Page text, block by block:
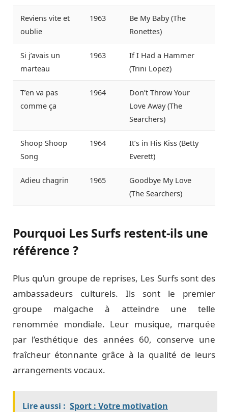
Reviens vite et
oublie
1963
Be My Baby (The
Ronettes)
Si j’avais un
marteau
1963
If I Had a Hammer
(Trini Lopez)
T’en va pas
comme ça
1964
Don’t Throw Your
Love Away (The
Searchers)
Shoop Shoop
Song
1964
It’s in His Kiss (Betty
Everett)
Adieu chagrin 1965
Goodbye My Love
(The Searchers)
Pourquoi Les Surfs restent-ils une
référence ?
Plus qu’un groupe de reprises, Les Surfs sont des
ambassadeurs culturels. Ils sont le premier
groupe malgache à atteindre une telle
renommée mondiale. Leur musique, marquée
par l’esthétique des années 60, conserve une
fraîcheur étonnante grâce à la qualité de leurs
arrangements vocaux.
Lire aussi : Sport : Votre motivation